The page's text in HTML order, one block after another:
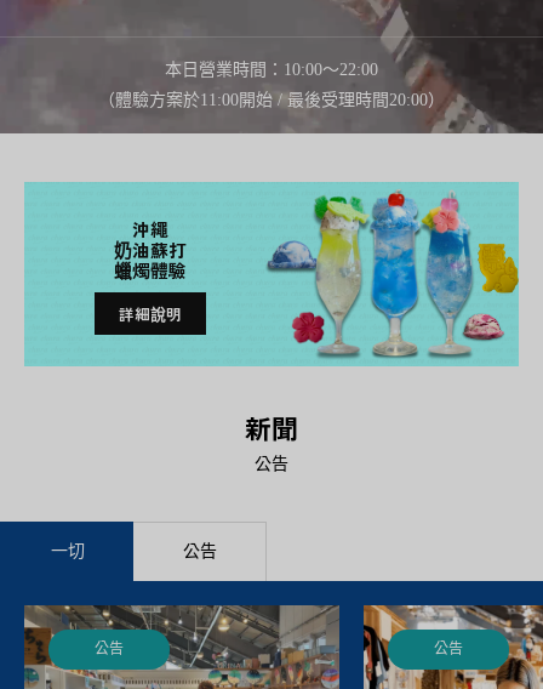
本日營業時間：10:00～22:00
（體驗方案於11:00開始 / 最後受理時間20:00）
沖繩
奶油蘇打
蠟燭體驗
詳細說明
新聞
公告
一切 公告
公告 公告